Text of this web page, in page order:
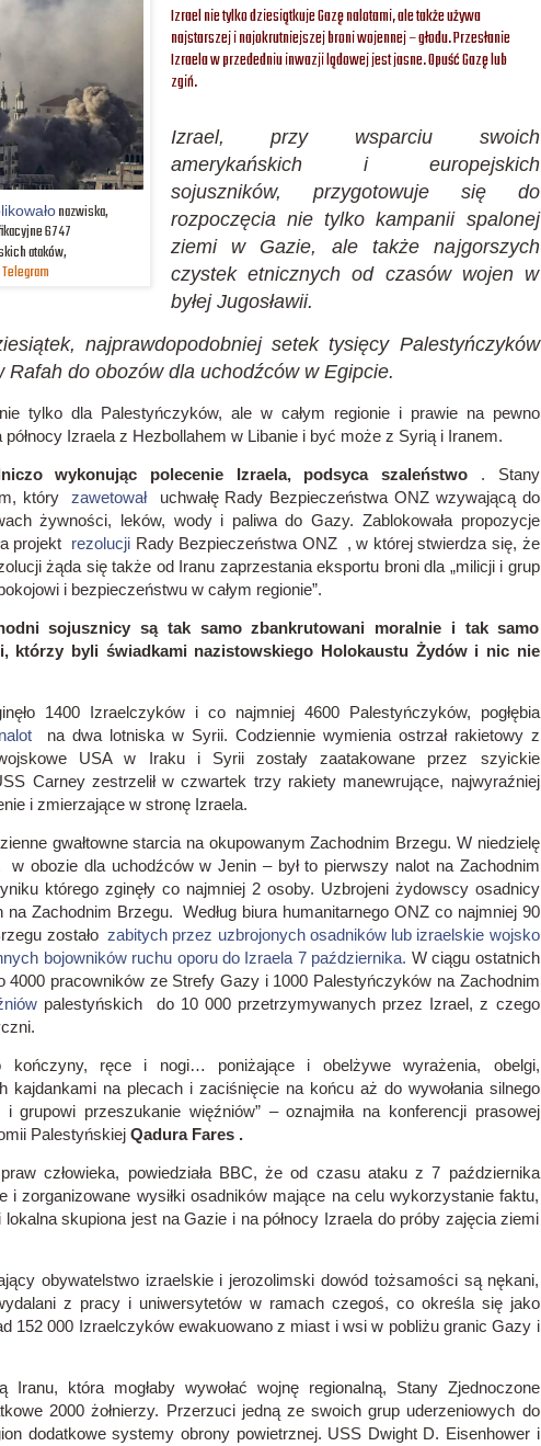
nazwiska,
6747
ataków,
Telegram
Izrael nie tylko dziesiątkuje Gazę nalotami, ale także używa
najstarszej i najokrutniejszej broni wojennej – głodu.Przesłanie
Izraela w przededniu inwazji lądowej jest jasne.Opuść Gazę lub
zgiń.
Izrael, przy wsparciu swoich
amerykańskich i europejskich
sojuszników, przygotowuje się do
rozpoczęcia nie tylko kampanii spalonej
ziemi w Gazie, ale także najgorszych
czystek etnicznych od czasów wojen w
byłej Jugosławii.
najprawdopodobniej setek tysięcy Palestyńczyków
Rafah do obozów dla uchodźców w Egipcie.
tylko dla Palestyńczyków, ale w całym regionie i prawie na pewno
Izraela z Hezbollahem w Libanie i być może z Syrią i Iranem.
wykonując polecenie Izraela, podsyca szaleństwo . Stany
któryzawetowałuchwałę Rady Bezpieczeństwa ONZ wzywającą do
żywności, leków, wody i paliwa do Gazy. Zablokowała propozycje
projekt rezolucji Rady Bezpieczeństwa ONZ , w której stwierdza się, że
żąda się także od Iranu zaprzestania eksportu broni dla „milicji i grup
i bezpieczeństwu w całym regionie”.
sojusznicy są tak samo zbankrutowani moralnie i tak samo
którzy byli świadkami nazistowskiego Holokaustu Żydów i nic nie
1400 Izraelczyków i co najmniej 4600 Palestyńczyków, pogłębia
nalot na dwa lotniska w Syrii. Codziennie wymienia ostrzał rakietowy z
USA w Iraku i Syrii zostały zaatakowane przez szyickie
Carney zestrzelił w czwartek trzy rakiety manewrujące, najwyraźniej
i zmierzające w stronę Izraela.
gwałtowne starcia na okupowanym Zachodnim Brzegu. W niedzielę
w obozie dla uchodźców w Jenin – był to pierwszy nalot na Zachodnim
którego zginęły co najmniej 2 osoby. Uzbrojeni żydowscy osadnicy
Zachodnim Brzegu. Według biura humanitarnego ONZ co najmniej 90
zostało zabitych przez uzbrojonych osadników lub izraelskie wojsko
bojowników ruchu oporu do Izraela 7 października. W ciągu ostatnich
4000 pracowników ze Strefy Gazy i 1000 Palestyńczyków na Zachodnim
palestyńskich do 10 000 przetrzymywanych przez Izrael, z czego
kończyny, ręce i nogi… poniżające i obelżywe wyrażenia, obelgi,
kajdankami na plecach i zaciśnięcie na końcu aż do wywołania silnego
grupowi przeszukanie więźniów” –oznajmiła na konferencji prasowej
Palestyńskiej Qadura Fares .
człowieka, powiedziała BBC, że od czasu ataku z 7 października
i zorganizowane wysiłki osadników mające na celu wykorzystanie faktu,
skupiona jest na Gazie i na północy Izraela do próby zajęcia ziemi
obywatelstwo izraelskie i jerozolimski dowód tożsamości są nękani,
z pracy i uniwersytetów w ramach czegoś, co określa się jako
152 000 Izraelczyków ewakuowano z miast i wsi w pobliżu granic Gazy i
Iranu, która mogłaby wywołać wojnę regionalną, Stany Zjednoczone
2000 żołnierzy. Przerzuci jedną ze swoich grup uderzeniowych do
dodatkowe systemy obrony powietrznej. USS Dwight D. Eisenhower i